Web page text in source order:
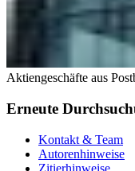
Aktiengeschäfte aus
Erneute
Kontakt & Team
Autorenhinweise
Zitierhinweise